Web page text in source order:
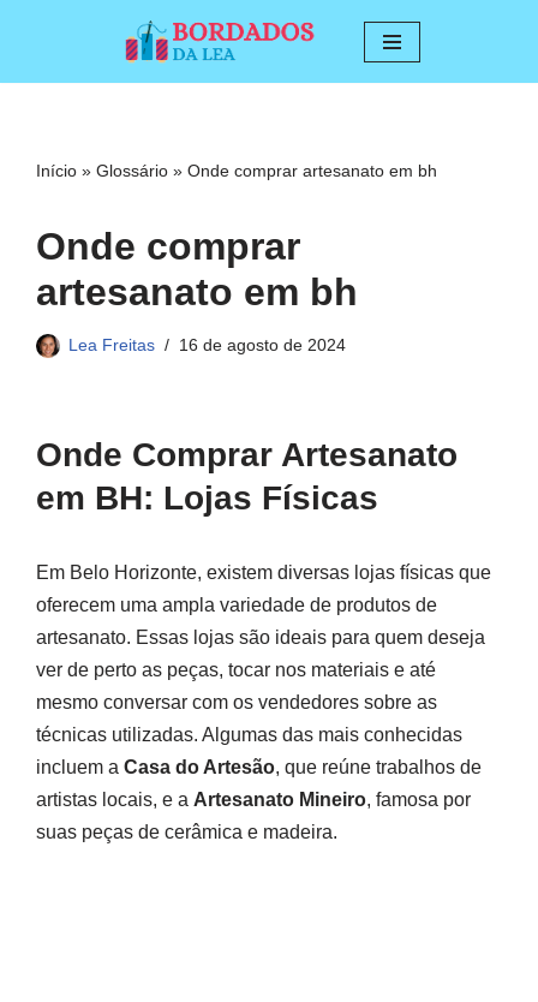
conteúdo
Início » Glossário » Onde comprar artesanato em bh
Onde comprar
artesanato em bh
Lea Freitas 16 de agosto de 2024
Onde Comprar Artesanato
em BH: Lojas Físicas
Em Belo Horizonte, existem diversas lojas físicas que
oferecem uma ampla variedade de produtos de
artesanato. Essas lojas são ideais para quem deseja
ver de perto as peças, tocar nos materiais e até
mesmo conversar com os vendedores sobre as
técnicas utilizadas. Algumas das mais conhecidas
incluem a Casa do Artesão, que reúne trabalhos de
artistas locais, e a Artesanato Mineiro, famosa por
suas peças de cerâmica e madeira.